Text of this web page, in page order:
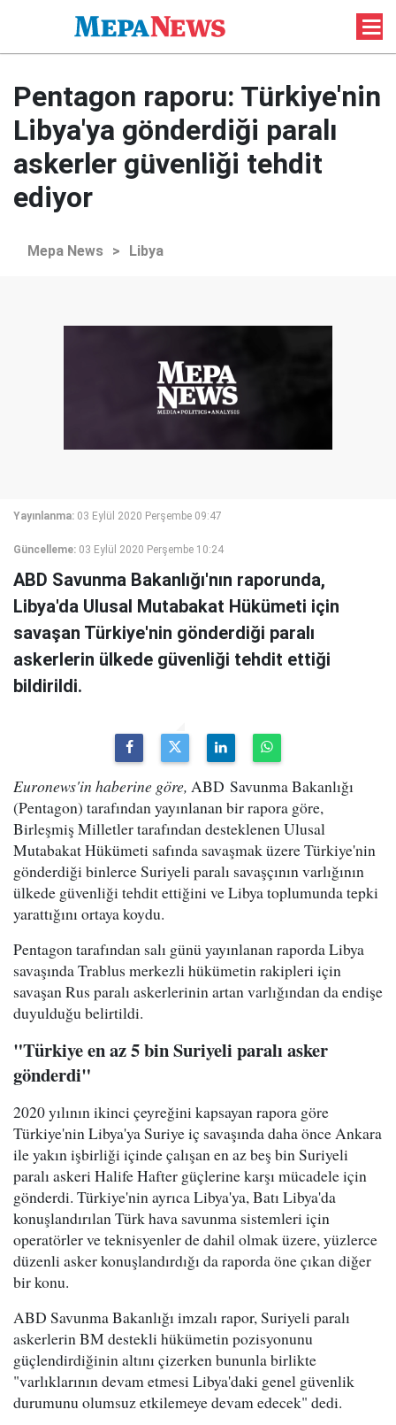
Pentagon raporu: Türkiye'nin
Libya'ya gönderdiği paralı
askerler güvenliği tehdit
ediyor
Mepa News > Libya
Yayınlanma: 03 Eylül 2020 Perşembe 09:47
Güncelleme: 03 Eylül 2020 Perşembe 10:24
ABD Savunma Bakanlığı'nın raporunda,
Libya'da Ulusal Mutabakat Hükümeti için
savaşan Türkiye'nin gönderdiği paralı
askerlerin ülkede güvenliği tehdit ettiği
bildirildi.
Euronews'in haberine göre, ABD Savunma Bakanlığı
(Pentagon) tarafından yayınlanan bir rapora göre,
Birleşmiş Milletler tarafından desteklenen Ulusal
Mutabakat Hükümeti safında savaşmak üzere Türkiye'nin
gönderdiği binlerce Suriyeli paralı savaşçının varlığının
ülkede güvenliği tehdit ettiğini ve Libya toplumunda tepki
yarattığını ortaya koydu.
Pentagon tarafından salı günü yayınlanan raporda Libya
savaşında Trablus merkezli hükümetin rakipleri için
savaşan Rus paralı askerlerinin artan varlığından da endişe
duyulduğu belirtildi.
"Türkiye en az 5 bin Suriyeli paralı asker
gönderdi"
2020 yılının ikinci çeyreğini kapsayan rapora göre
Türkiye'nin Libya'ya Suriye iç savaşında daha önce Ankara
ile yakın işbirliği içinde çalışan en az beş bin Suriyeli
paralı askeri Halife Hafter güçlerine karşı mücadele için
gönderdi. Türkiye'nin ayrıca Libya'ya, Batı Libya'da
konuşlandırılan Türk hava savunma sistemleri için
operatörler ve teknisyenler de dahil olmak üzere, yüzlerce
düzenli asker konuşlandırdığı da raporda öne çıkan diğer
bir konu.
ABD Savunma Bakanlığı imzalı rapor, Suriyeli paralı
askerlerin BM destekli hükümetin pozisyonunu
güçlendirdiğinin altını çizerken bununla birlikte
"varlıklarının devam etmesi Libya'daki genel güvenlik
durumunu olumsuz etkilemeye devam edecek" dedi.